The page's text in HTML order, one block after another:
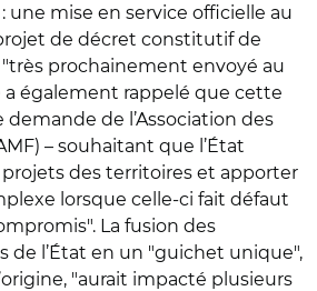
une mise en service officielle au
de décret constitutif de
"très prochainement envoyé au
a également rappelé que cette
demande de l’Association des
– souhaitant que l’État
des territoires et apporter
lorsque celle-ci fait défaut
La fusion des
de l’État en un "guichet unique",
"aurait impacté plusieurs